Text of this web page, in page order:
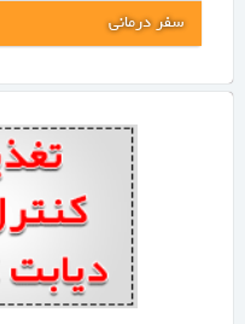
سفر درمانی